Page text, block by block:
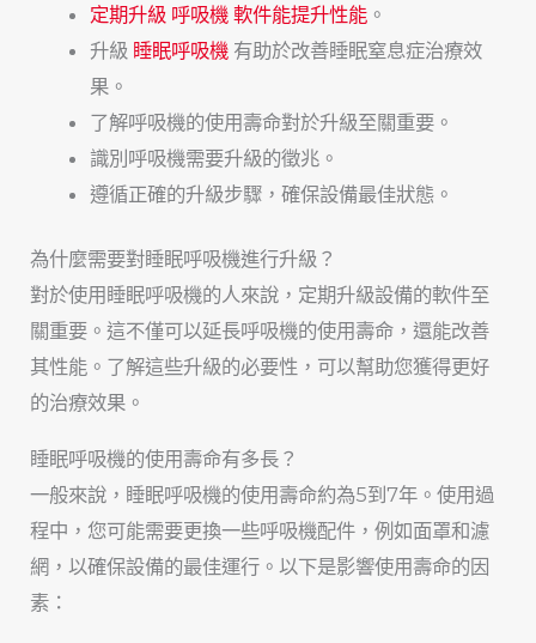
定期升級 呼吸機 軟件能提升性能。
升級 睡眠呼吸機有助於改善睡眠窒息症治療效
果。
了解呼吸機的使用壽命對於升級至關重要。
識別呼吸機需要升級的徵兆。
遵循正確的升級步驟，確保設備最佳狀態。
為什麼需要對睡眠呼吸機進行升級？
對於使用睡眠呼吸機的人來說，定期升級設備的軟件至
關重要。這不僅可以延長呼吸機的使用壽命，還能改善
其性能。了解這些升級的必要性，可以幫助您獲得更好
的治療效果。
睡眠呼吸機的使用壽命有多長？
一般來說，睡眠呼吸機的使用壽命約為5到7年。使用過
程中，您可能需要更換一些呼吸機配件，例如面罩和濾
網，以確保設備的最佳運行。以下是影響使用壽命的因
素：